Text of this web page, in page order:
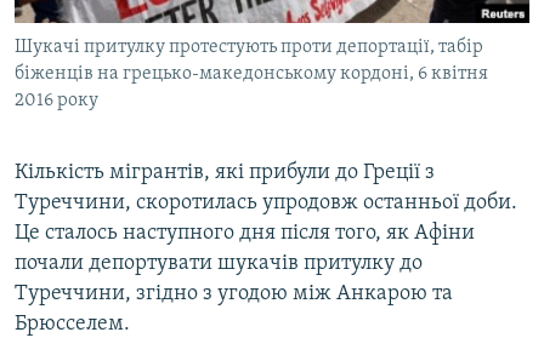
СВІДЧЕННЯ ОКУПАЦІЇ
УКРАЇНСЬКА ПРОБЛЕМА КРИМУ
ІНФОГРАФІКА
Qırımtatar
ДОЛУЧАЙСЯ!
Усі сайти RFE/RL
Шукачі притулку протестують проти депортації, табір
біженців на грецько-македонському кордоні, 6 квітня
2016 року
Кількість мігрантів, які прибули до Греції з
Туреччини, скоротилась упродовж останньої доби.
Це сталось наступного дня після того, як Афіни
почали депортувати шукачів притулку до
Туреччини, згідно з угодою між Анкарою та
Брюсселем.